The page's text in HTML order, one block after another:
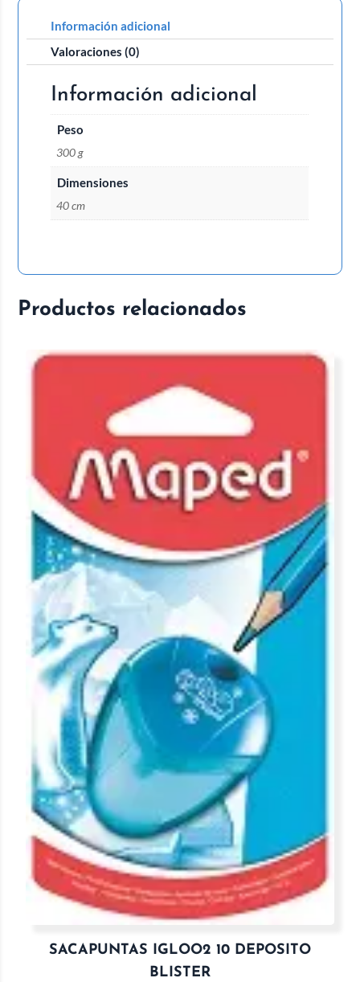
Información adicional
Valoraciones (0)
Información adicional
Peso
300 g
Dimensiones
40 cm
Productos relacionados
SACAPUNTAS IGLOO2 10 DEPOSITO
BLISTER